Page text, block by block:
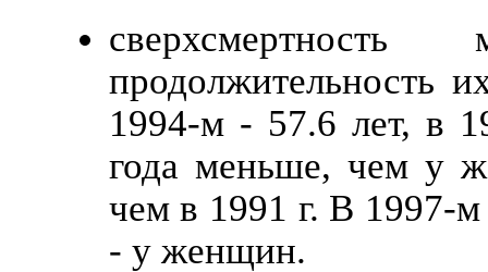
продолжительность
1994-м - 57.6 лет, в
года меньше, чем у
чем в 1991 г. В 1997-
- у женщин.